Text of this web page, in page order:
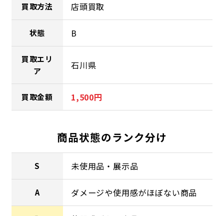
買取方法 店頭買取
状態 B
買取エリ
ア
石川県
買取金額 1,500円
商品状態のランク分け
S 未使用品・展示品
A ダメージや使用感がほぼない商品